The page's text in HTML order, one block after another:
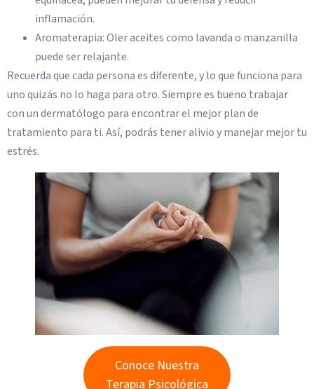
inflamación.
Aromaterapia: Oler aceites como lavanda o manzanilla
puede ser relajante.
Recuerda que cada persona es diferente, y lo que funciona para
uno quizás no lo haga para otro. Siempre es bueno trabajar
con un dermatólogo para encontrar el mejor plan de
tratamiento para ti. Así, podrás tener alivio y manejar mejor tu
estrés.
Conoce Nuestra
Terapia Psicológica